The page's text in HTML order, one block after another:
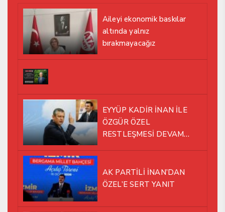
Aileyi ekonomik baskılar
altında yalnız
bırakmayacağız
EYYÜP KADİR İNAN İLE
ÖZGÜR ÖZEL
RESTLEŞMESİ DEVAM
AK PARTİLİ İNAN’DAN
ÖZEL’E SERT YANIT